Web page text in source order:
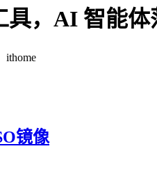
具，AI 智能体
ithome
镜像